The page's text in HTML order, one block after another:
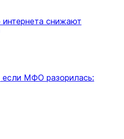
интернета снижают
если МФО разорилась: